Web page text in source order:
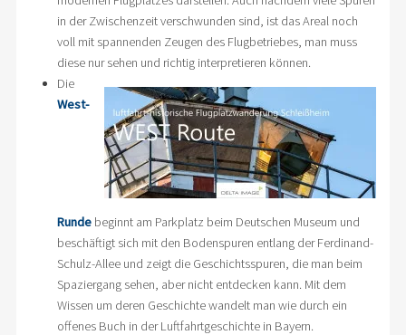
in der Zwischenzeit verschwunden sind, ist das Areal noch
voll mit spannenden Zeugen des Flugbetriebes, man muss
diese nur sehen und richtig interpretieren können.
Die
West-
Rundebeginnt am Parkplatz beim Deutschen Museum und
beschäftigt sich mit den Bodenspuren entlang der Ferdinand-
Schulz-Allee und zeigt die Geschichtsspuren, die man beim
Spaziergang sehen, aber nicht entdecken kann. Mit dem
Wissen um deren Geschichte wandelt man wie durch ein
offenes Buch in der Luftfahrtgeschichte in Bayern.